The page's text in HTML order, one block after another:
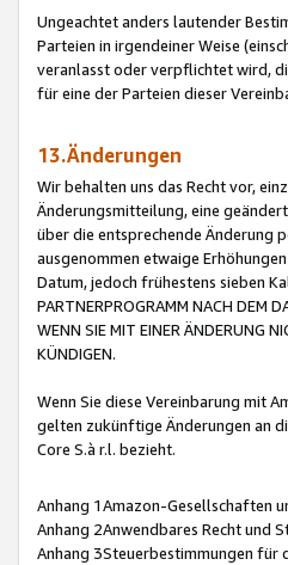
Ungeachtet anders lautender
Parteien in irgendeiner Weise
veranlasst oder verpflichtet wird,
für eine der Parteien dieser
13.Änderungen
Wir behalten uns das Recht vor,
Änderungsmitteilung, eine
über die entsprechende Änderung
ausgenommen etwaige
Datum, jedoch frühestens sieben
PARTNERPROGRAMM NACH DEM
WENN SIE MIT EINER ÄNDERUNG
KÜNDIGEN.
Wenn Sie diese Vereinbarung mit
gelten zukünftige Änderungen an
Core S.à r.l. bezieht.
Anhang 1Amazon-Gesellschaften
Anhang 2Anwendbares Recht und
Anhang 3Steuerbestimmungen für